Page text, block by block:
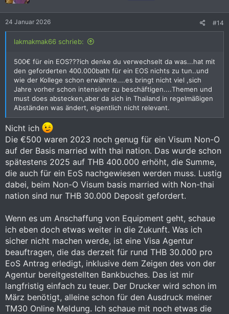
mittlerweile erforderlichen THB 400.000 wurden einfach mit
Password.
2023 reichten mal € 500,- auf dem deutschen Girokonto, nun
wollen die auch für das Visa schon THB 400.000 sehen
Und ich höre Gerüchte, das das in Zukunft eher Richtung THB
600.000 gehen soll. Wann wo wie und auch ob, ist halt
Thailand, aber sicher eine gute Idee, sich darauf
vorzubereiten.
Danke für eure Erfahrungen.
n
:
24 Januar 2026 #14
lakmakmak66 schrieb:
500€ für ein EOS???ich denke du verwechselt da was...hat mit
den geforderten 400.000bath für ein EOS nichts zu tun..und
wie der Kollege schon erwähnte....es bringt nicht viel ,sich
Jahre vorher schon intensiver zu beschäftigen....Themen und
must does abstecken,aber da sich in Thailand in regelmäßigen
Abständen was ändert, eigentlich nicht relevant.
Nicht ich
Die €500 waren 2023 noch genug für ein Visum Non-O
auf der Basis married with thai nation. Das wurde schon
spätestens 2025 auf THB 400.000 erhöht, die Summe,
die auch für ein EoS nachgewiesen werden muss. Lustig
dabei, beim Non-O Visum basis married with Non-thai
nation sind nur THB 30.000 Deposit gefordert.
Wenn es um Anschaffung von Equipment geht, schaue
ich eben doch etwas weiter in die Zukunft. Was ich
sicher nicht machen werde, ist eine Visa Agentur
beauftragen, die das derzeit für rund THB 30.000 pro
EoS Antrag erledigt, inklusive dem Zeigen des von der
Agentur bereitgestellten Bankbuches. Das ist mir
langfristig einfach zu teuer. Der Drucker wird schon im
März benötigt, alleine schon für den Ausdruck meiner
TM30 Online Meldung. Ich schaue mit noch etwas die